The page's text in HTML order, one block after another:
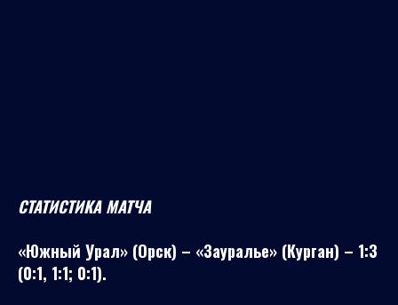
СТАТИСТИКА МАТЧА
«Южный Урал» (Орск) – «Зауралье» (Курган) – 1:3
(0:1, 1:1; 0:1).